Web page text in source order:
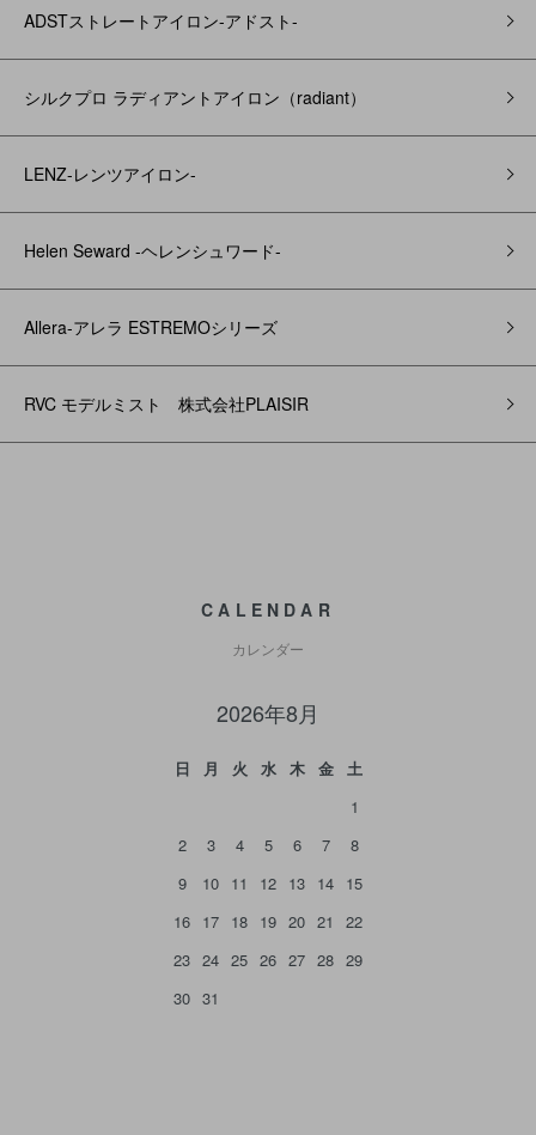
ADSTストレートアイロン-アドスト-
シルクプロ ラディアントアイロン（radiant）
LENZ-レンツアイロン-
Helen Seward -ヘレンシュワード-
Allera-アレラ ESTREMOシリーズ
RVC モデルミスト 株式会社PLAISIR
CALENDAR
カレンダー
2026年8月
日 月 火 水 木 金
土
1
2
3 4 5 6 7
8
9
10 11 12 13 14 15
16 17 18 19 20 21
22
23 24 25 26 27 28 29
30 31